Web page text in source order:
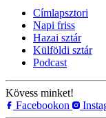
Címlapsztori
Napi friss
Hazai sztár
Külföldi sztár
Podcast
Kövess minket!
Facebookon